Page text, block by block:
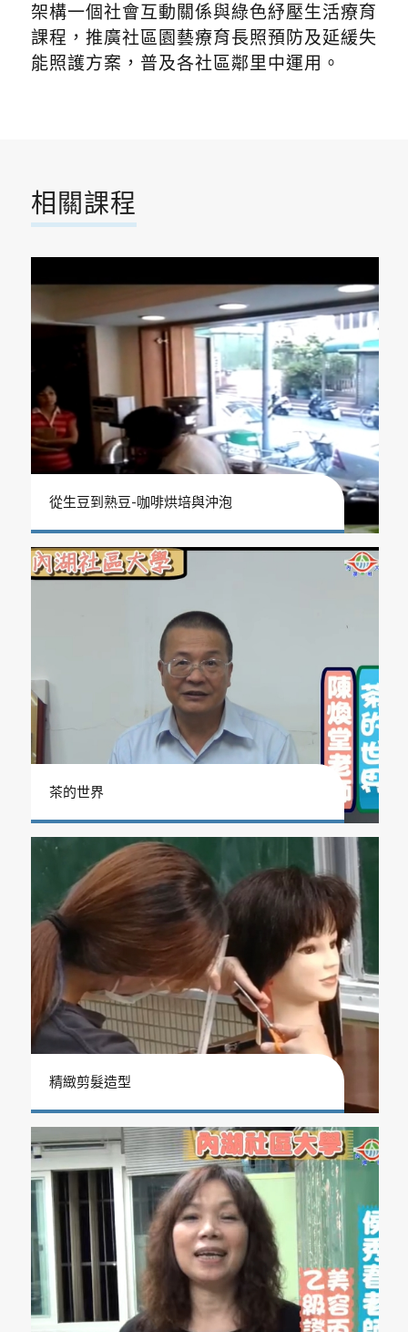
架構一個社會互動關係與綠色紓壓生活療育
課程，推廣社區園藝療育長照預防及延緩失
能照護方案，普及各社區鄰里中運用。
相關課程
從生豆到熟豆-咖啡烘培與沖泡
茶的世界
精緻剪髮造型